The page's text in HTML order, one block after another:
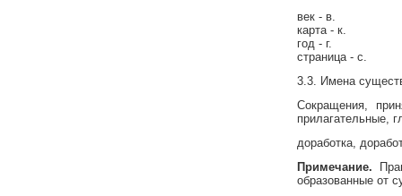
век - в.
карта - к.
год - г.
страница - с.
3.3. Имена
Сокращения,
прилагательные,
доработка,
Примечание.
образованные от